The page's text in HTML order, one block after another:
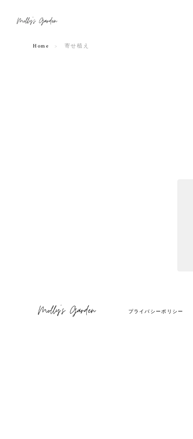
Home 寄せ植え
プライバシーポリシー